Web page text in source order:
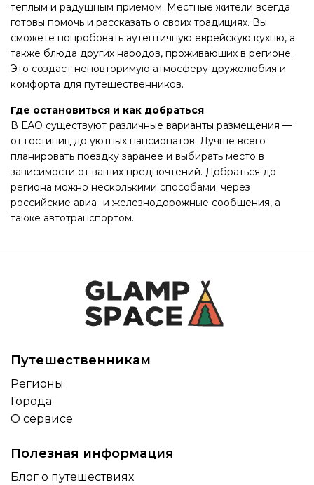
теплым и радушным приемом. Местные жители всегда
готовы помочь и рассказать о своих традициях. Вы
сможете попробовать аутентичную еврейскую кухню, а
также блюда других народов, проживающих в регионе.
Это создаст неповторимую атмосферу дружелюбия и
комфорта для путешественников.
Где остановиться и как добраться
В ЕАО существуют различные варианты размещения —
от гостиниц до уютных пансионатов. Лучше всего
планировать поездку заранее и выбирать место в
зависимости от ваших предпочтений. Добраться до
региона можно несколькими способами: через
российские авиа- и железнодорожные сообщения, а
также автотранспортом.
Путешественникам
Регионы
Города
О сервисе
Полезная информация
Блог о путешествиях